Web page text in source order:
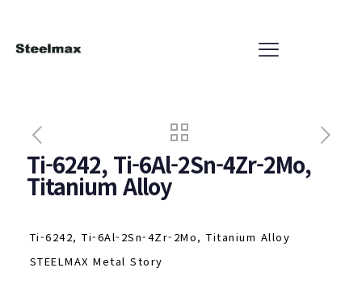
Ti-6242, Ti-6Al-2Sn-4Zr-2Mo,
Titanium Alloy
Ti-6242, Ti-6Al-2Sn-4Zr-2Mo, Titanium Alloy
STEELMAX Metal Story